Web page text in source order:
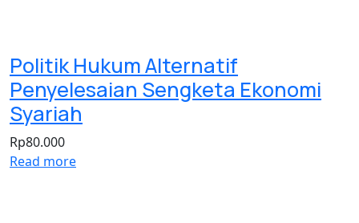
Politik Hukum Alternatif
Penyelesaian Sengketa Ekonomi
Syariah
Rp80.000
Read more